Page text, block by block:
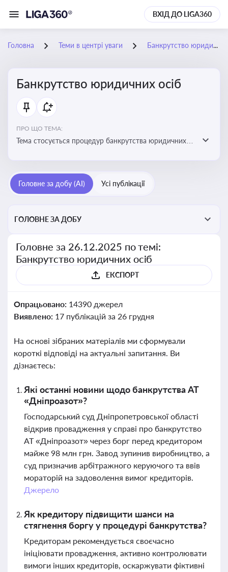
ВХІД ДО LIGA360
Головна Теми в центрі уваги Банкрутство юридичних осіб
Банкрутство юридичних осіб
ПРО ЩО ТЕМА:
Тема стосується процедур банкрутства юридичних
Головне за добу (AI) Усі публікації
ГОЛОВНЕ ЗА ДОБУ
Головне за 26.12.2025 по темі:
Банкрутство юридичних осіб
ЕКСПОРТ
Опрацьовано: 14390 джерел
Виявлено: 17 публікацій за 26 грудня
На основі зібраних матеріалів ми сформували
короткі відповіді на актуальні запитання. Ви
дізнаєтесь:
Які останні новини щодо банкрутства АТ
«Дніпроазот»?
Господарський суд Дніпропетровської області
відкрив провадження у справі про банкрутство
АТ «Дніпроазот» через борг перед кредитором
майже 98 млн грн. Завод зупинив виробництво, а
суд призначив арбітражного керуючого та ввів
мораторій на задоволення вимог кредиторів.
Джерело
Як кредитору підвищити шанси на
стягнення боргу у процедурі банкрутства?
Кредиторам рекомендується своєчасно
ініціювати провадження, активно контролювати
вимоги інших кредиторів, оскаржувати фіктивні